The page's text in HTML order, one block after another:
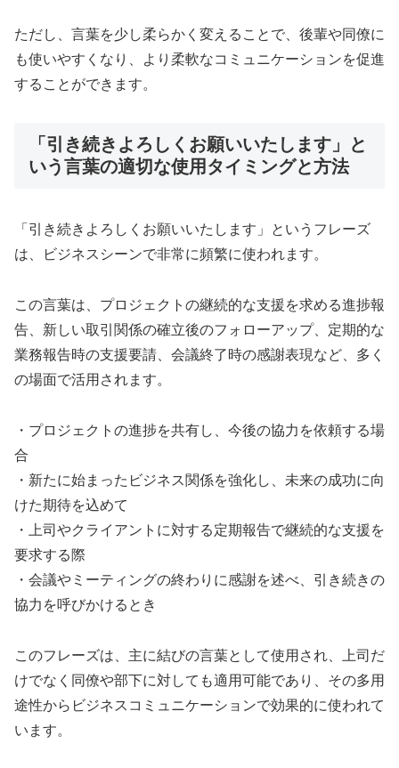
ただし、言葉を少し柔らかく変えることで、後輩や同僚に
も使いやすくなり、より柔軟なコミュニケーションを促進
することができます。
「引き続きよろしくお願いいたします」と
いう言葉の適切な使用タイミングと方法
「引き続きよろしくお願いいたします」というフレーズ
は、ビジネスシーンで非常に頻繁に使われます。
この言葉は、プロジェクトの継続的な支援を求める進捗報
告、新しい取引関係の確立後のフォローアップ、定期的な
業務報告時の支援要請、会議終了時の感謝表現など、多く
の場面で活用されます。
・プロジェクトの進捗を共有し、今後の協力を依頼する場
合
・新たに始まったビジネス関係を強化し、未来の成功に向
けた期待を込めて
・上司やクライアントに対する定期報告で継続的な支援を
要求する際
・会議やミーティングの終わりに感謝を述べ、引き続きの
協力を呼びかけるとき
このフレーズは、主に結びの言葉として使用され、上司だ
けでなく同僚や部下に対しても適用可能であり、その多用
途性からビジネスコミュニケーションで効果的に使われて
います。